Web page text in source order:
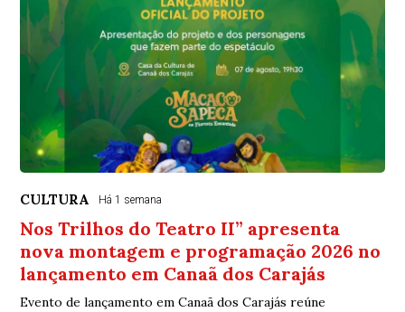
CULTURA Há 1 semana
Nos Trilhos do Teatro II” apresenta
nova montagem e programação 2026 no
lançamento em Canaã dos Carajás
Evento de lançamento em Canaã dos Carajás reúne